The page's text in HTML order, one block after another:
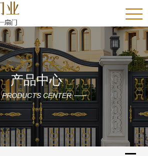
产品中心
PRODUCTS CENTER